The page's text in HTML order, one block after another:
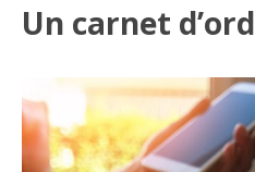
Un carnet